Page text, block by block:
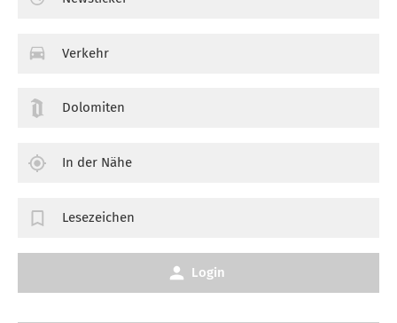
Verkehr
Dolomiten
In der Nähe
Lesezeichen
Login